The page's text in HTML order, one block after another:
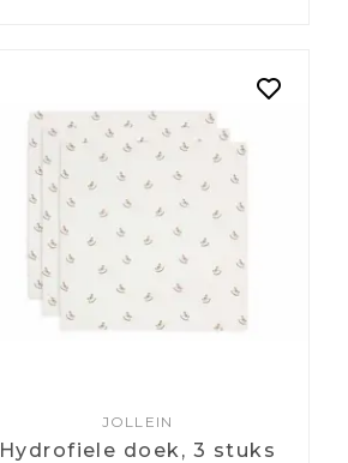
JOLLEIN
Hydrofiele doek, 3 stuks